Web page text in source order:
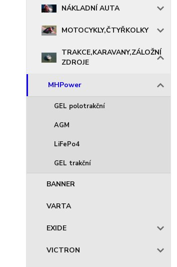
NÁKLADNÍ AUTA
MOTOCYKLY,ČTYŘKOLKY
TRAKCE,KARAVANY,ZÁLOŽNÍ
ZDROJE
MHPower
GEL polotrakční
AGM
LiFePo4
GEL trakční
BANNER
VARTA
EXIDE
VICTRON